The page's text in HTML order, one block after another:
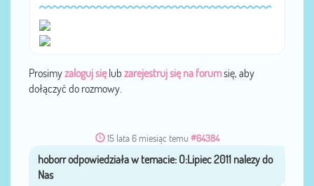
Prosimyzaloguj sięlub zarejestruj się na forumsię, aby
dołączyć do rozmowy.
15 lata 6 miesiąc temu #64384
przezhoborr